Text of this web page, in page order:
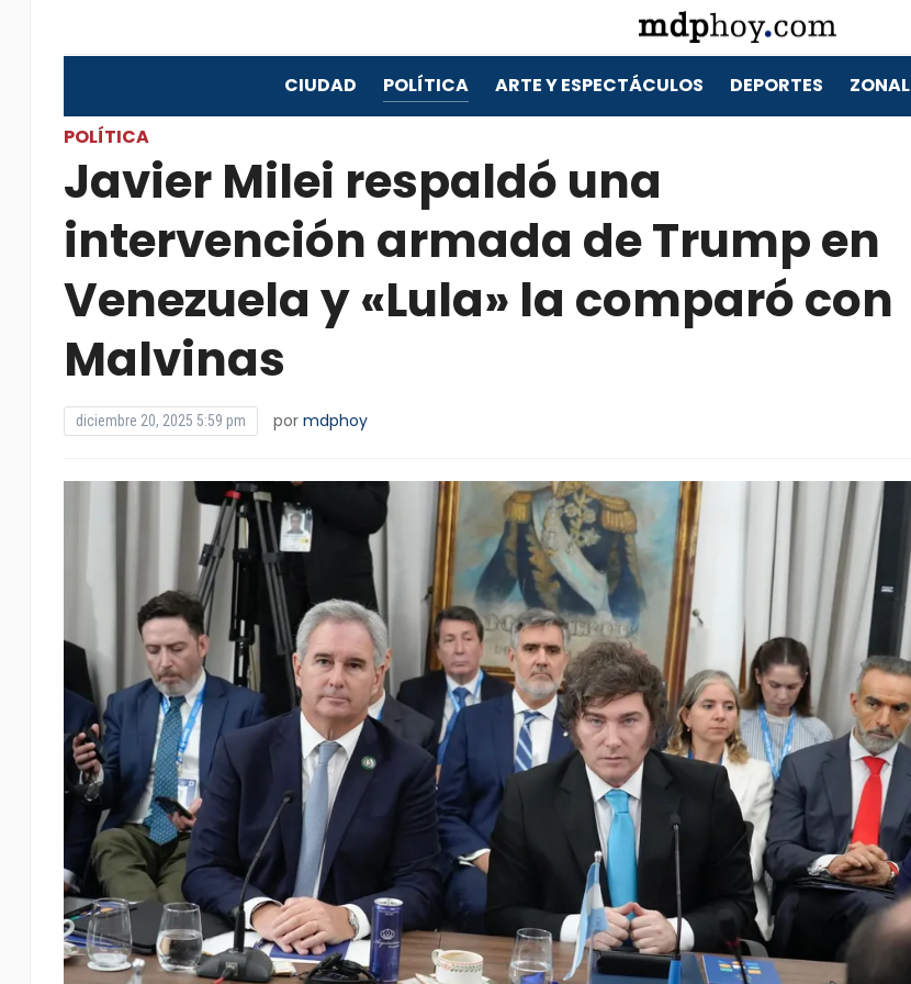
CIUDAD POLÍTICA ARTE Y ESPECTÁCULOS DEPORTES ZONAL
POLÍTICA
Javier Milei respaldó una
intervención armada de Trump en
Venezuela y «Lula» la comparó con
Malvinas
diciembre 20, 2025 5:59 pm por mdphoy